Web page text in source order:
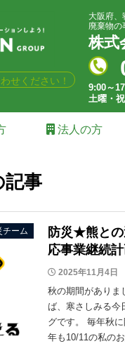
せください！
大阪府、
廃棄物の
株
9:00～
土曜・
法人の方
記事
チーム
防災★熊と
応事業継続
2025年11月4日
秋の期間がありま
ば、寒さしみる今
グです。 毎年秋
年も10/11の私の